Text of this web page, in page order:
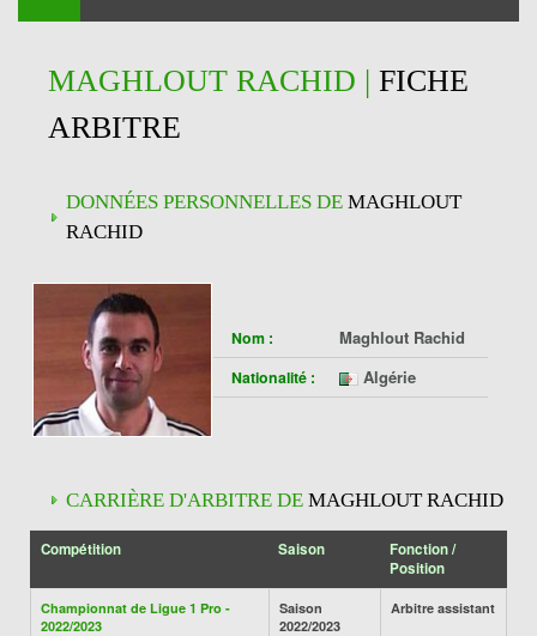
MAGHLOUT RACHID | FICHE
ARBITRE
DONNÉES PERSONNELLES DE MAGHLOUT
RACHID
Nom : Maghlout Rachid
Nationalité : Algérie
CARRIÈRE D'ARBITRE DE MAGHLOUT RACHID
Compétition Saison
Fonction /
Position
Championnat de Ligue 1 Pro -
2022/2023
Saison
2022/2023
Arbitre assistant